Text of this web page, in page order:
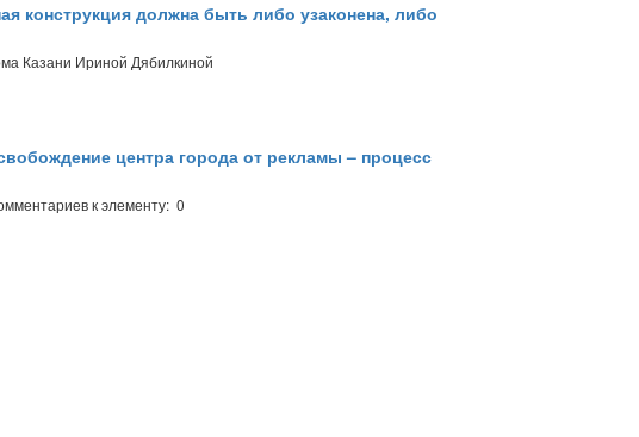
конструкция должна быть либо узаконена, либо
Казани Ириной Дябилкиной
центра города от рекламы – процесс
к элементу: 0